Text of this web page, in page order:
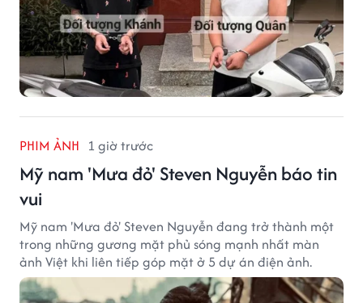
PHIM ẢNH 1 giờ trước
Mỹ nam 'Mưa đỏ' Steven Nguyễn báo tin
vui
Mỹ nam 'Mưa đỏ' Steven Nguyễn đang trở thành một
trong những gương mặt phủ sóng mạnh nhất màn
ảnh Việt khi liên tiếp góp mặt ở 5 dự án điện ảnh.